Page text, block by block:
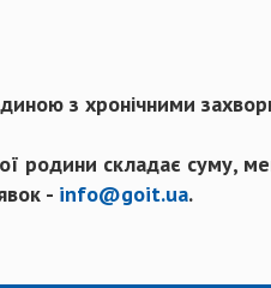
з хронічними
родини складає суму,
- info@goit.ua.